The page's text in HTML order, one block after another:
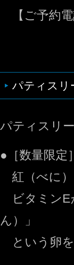
【ご予約電
パティスリ
パティスリ
●［数量限定］
紅（べに
ビタミンE
ん）」
という卵を